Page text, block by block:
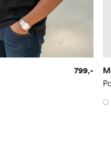
799,-